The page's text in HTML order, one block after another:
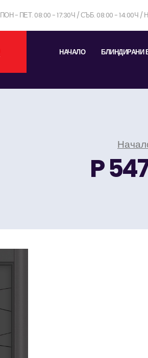
ПОН - ПЕТ. 08:00 - 17:30Ч / СЪБ. 08:00 - 14:00Ч
НАЧАЛО БЛИНДИРАНИ
P